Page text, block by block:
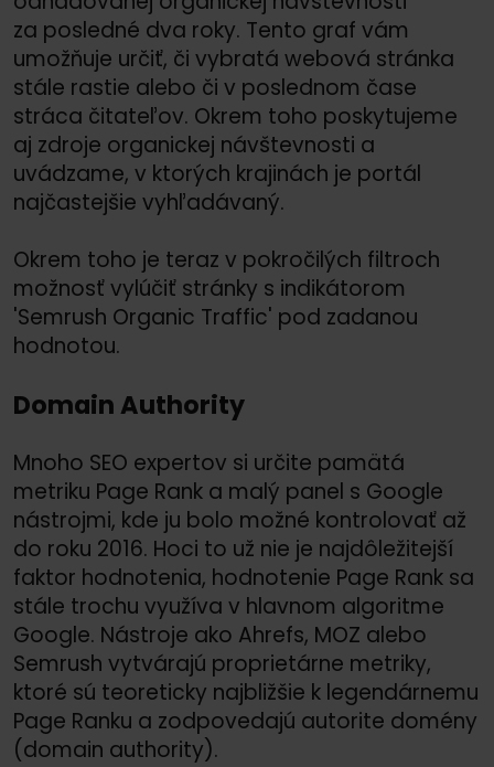
za posledné dva roky. Tento graf vám
umožňuje určiť, či vybratá webová stránka
stále rastie alebo či v poslednom čase
stráca čitateľov. Okrem toho poskytujeme
aj zdroje organickej návštevnosti a
uvádzame, v ktorých krajinách je portál
najčastejšie vyhľadávaný.
Okrem toho je teraz v pokročilých filtroch
možnosť vylúčiť stránky s indikátorom
'Semrush Organic Traffic' pod zadanou
hodnotou.
Domain Authority
Mnoho SEO expertov si určite pamätá
metriku Page Rank a malý panel s Google
nástrojmi, kde ju bolo možné kontrolovať až
do roku 2016. Hoci to už nie je najdôležitejší
faktor hodnotenia, hodnotenie Page Rank sa
stále trochu využíva v hlavnom algoritme
Google. Nástroje ako Ahrefs, MOZ alebo
Semrush vytvárajú proprietárne metriky,
ktoré sú teoreticky najbližšie k legendárnemu
Page Ranku a zodpovedajú autorite domény
(domain authority).